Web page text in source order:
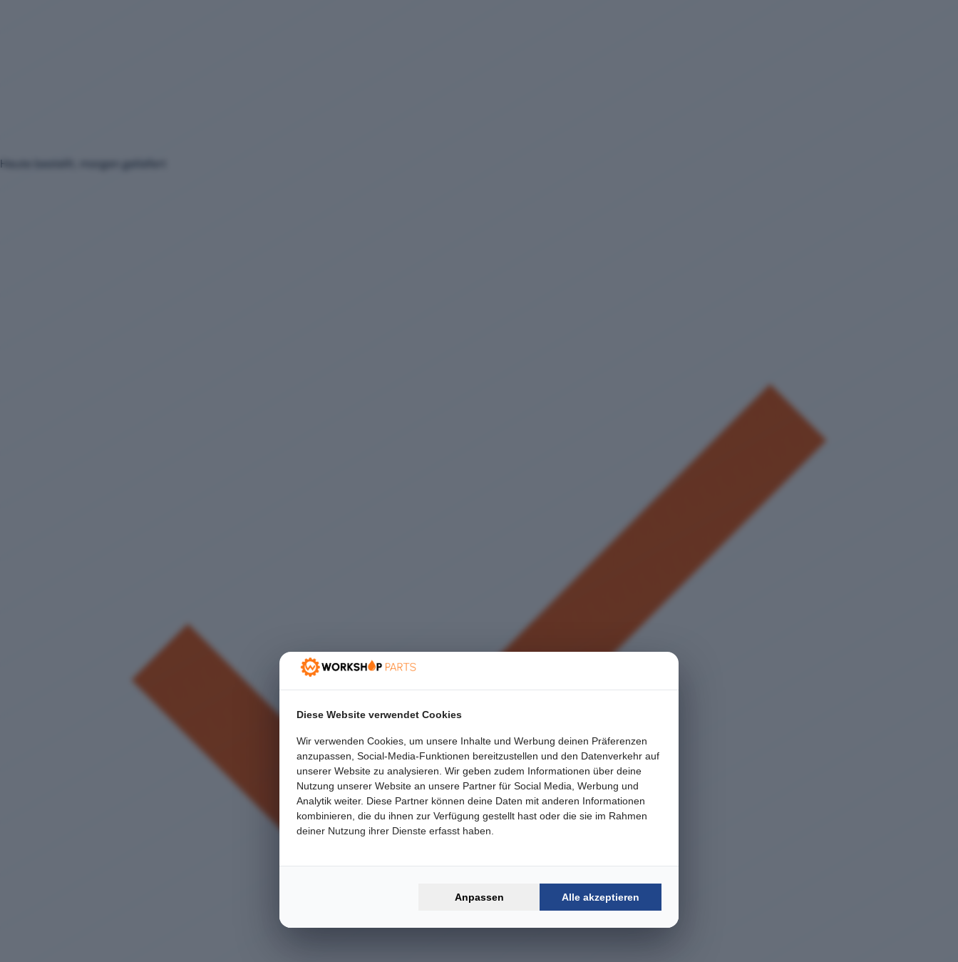
Heute bestellt, morgen geliefert
Diese Website verwendet Cookies
Wir verwenden Cookies, um unsere Inhalte und Werbung deinen Präferenzen
anzupassen, Social-Media-Funktionen bereitzustellen und den Datenverkehr auf
unserer Website zu analysieren. Wir geben zudem Informationen über deine
Nutzung unserer Website an unsere Partner für Social Media, Werbung und
Analytik weiter. Diese Partner können deine Daten mit anderen Informationen
kombinieren, die du ihnen zur Verfügung gestellt hast oder die sie im Rahmen
deiner Nutzung ihrer Dienste erfasst haben.
Anpassen Alle akzeptieren